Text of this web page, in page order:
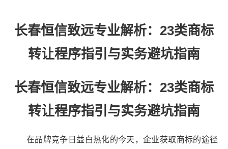
长春恒信致远专业解析：23类商标
转让程序指引与实务避坑指南
长春恒信致远专业解析：23类商标
转让程序指引与实务避坑指南
在品牌竞争日益白热化的今天，企业获取商标的途径